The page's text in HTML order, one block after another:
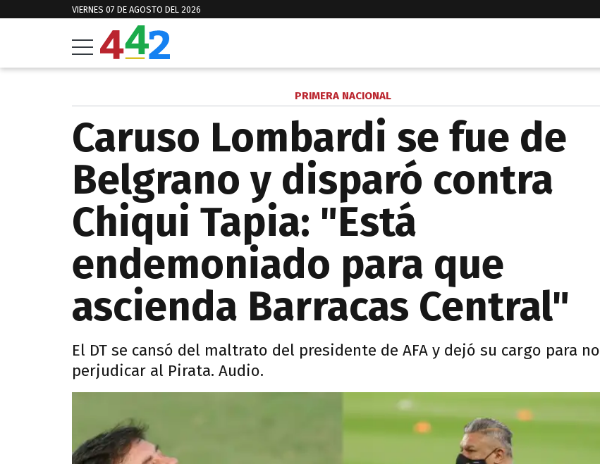
VIERNES 07 DE AGOSTO DEL 2026
PRIMERA NACIONAL
Caruso Lombardi se fue de
Belgrano y disparó contra
Chiqui Tapia: "Está
endemoniado para que
ascienda Barracas Central"
El DT se cansó del maltrato del presidente de AFA y dejó su cargo para no
perjudicar al Pirata. Audio.